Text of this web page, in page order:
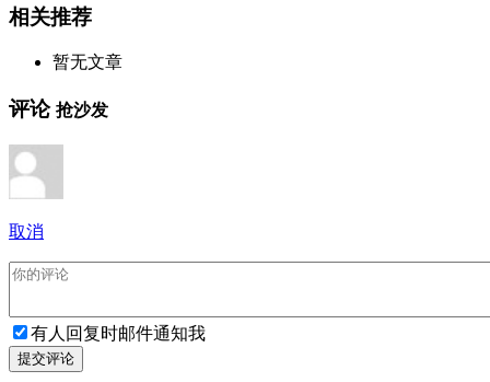
相关推荐
暂无文章
评论 抢沙发
取消
有人回复时邮件通知我
提交评论